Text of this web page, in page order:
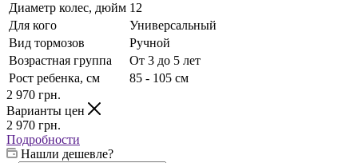
Диаметр колес, дюйм 12
Для кого
Универсальный
Вид тормозов
Ручной
Возрастная группа
От 3 до 5 лет
Рост ребенка, см
85 - 105 см
2 970 грн.
Варианты цен
2 970 грн.
Подробности
Нашли дешевле?